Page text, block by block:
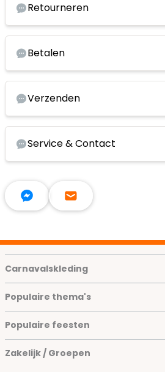
Retourneren
Betalen
Verzenden
Service & Contact
Carnavalskleding
Populaire thema's
Populaire feesten
Zakelijk / Groepen